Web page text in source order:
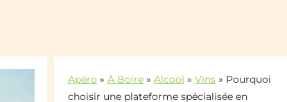
Apéro » À Boire » Alcool » Vins » Pourquoi
choisir une plateforme spécialisée en